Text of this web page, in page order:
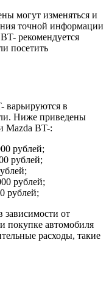
могут изменяться и
точной информации
рекомендуется
посетить
варьируются в
Ниже приведены
Mazda BT-:
рублей;
рублей;
рублей;
рублей;
зависимости от
покупке автомобиля
расходы, такие